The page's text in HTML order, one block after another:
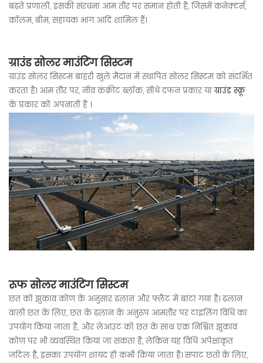
बढ़ते प्रणाली, इसकी संरचना आम तौर पर समान होती है, जिसमें कनेक्टर्स,
कॉलम, बीम, सहायक भाग आदि शामिल हैं।
ग्राउंड सोलर माउंटिंग सिस्टम
ग्राउंड सोलर सिस्टम बाहरी खुले मैदान में स्थापित सोलर सिस्टम को संदर्भित
करता है। आम तौर पर, नींव कंक्रीट ब्लॉक, सीधे दफन प्रकार याग्राउंड स्क्रू
के प्रकार को अपनाती है ।
रूफ सोलर माउंटिंग सिस्टम
छत को झुकाव कोण के अनुसार ढलान और फ्लैट में बांटा गया है। ढलान
वाली छत के लिए, छत के ढलान के अनुरूप आमतौर पर टाइलिंग विधि का
उपयोग किया जाता है, और लेआउट को छत के साथ एक निश्चित झुकाव
कोण पर भी व्यवस्थित किया जा सकता है, लेकिन यह विधि अपेक्षाकृत
जटिल है, इसका उपयोग शायद ही कभी किया जाता है। सपाट छतों के लिए,